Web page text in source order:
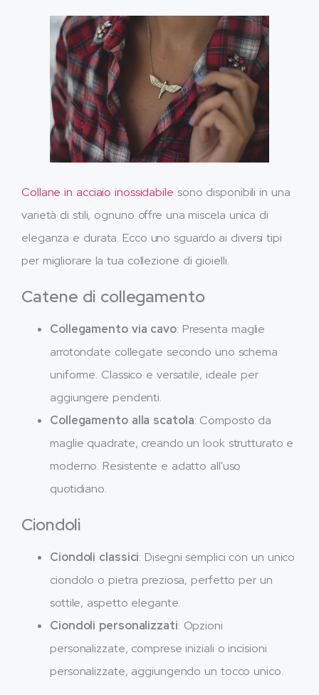
Collane in acciaio inossidabile sono disponibili in una
varietà di stili, ognuno offre una miscela unica di
eleganza e durata. Ecco uno sguardo ai diversi tipi
per migliorare la tua collezione di gioielli.
Catene di collegamento
Collegamento via cavo: Presenta maglie
arrotondate collegate secondo uno schema
uniforme. Classico e versatile, ideale per
aggiungere pendenti.
Collegamento alla scatola: Composto da
maglie quadrate, creando un look strutturato e
moderno. Resistente e adatto all'uso
quotidiano.
Ciondoli
Ciondoli classici: Disegni semplici con un unico
ciondolo o pietra preziosa, perfetto per un
sottile, aspetto elegante.
Ciondoli personalizzati: Opzioni
personalizzate, comprese iniziali o incisioni
personalizzate, aggiungendo un tocco unico.